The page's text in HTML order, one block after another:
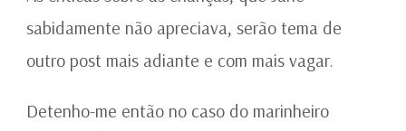
sabidamente não apreciava, serão tema de
outro post mais adiante e com mais vagar.
Detenho-me então no caso do marinheiro